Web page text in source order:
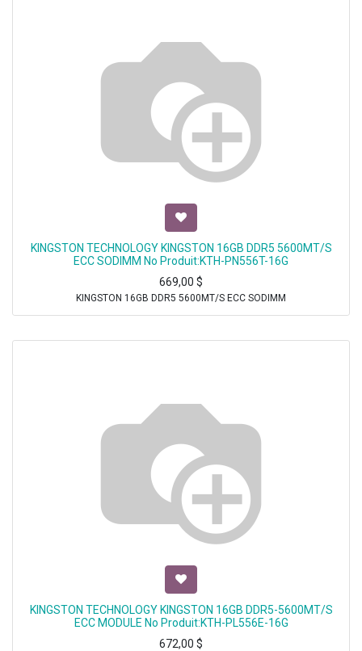
KINGSTON TECHNOLOGY KINGSTON 16GB DDR5 5600MT/S
ECC SODIMM No Produit:KTH-PN556T-16G
669,00 $
KINGSTON 16GB DDR5 5600MT/S ECC SODIMM
KINGSTON TECHNOLOGY KINGSTON 16GB DDR5-5600MT/S
ECC MODULE No Produit:KTH-PL556E-16G
672,00 $